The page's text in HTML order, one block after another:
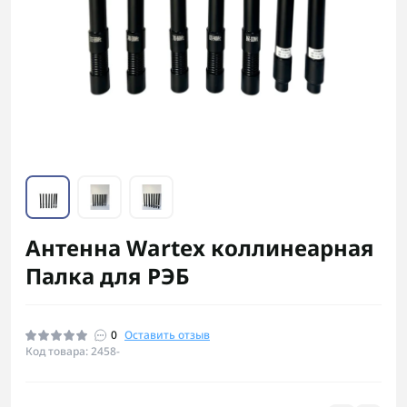
Антенна Wartex коллинеарная
Палка для РЭБ
0 Оставить отзыв
Код товара: 2458-